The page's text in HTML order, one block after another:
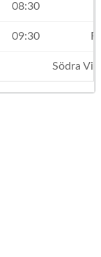
08:30
09:30
Södra